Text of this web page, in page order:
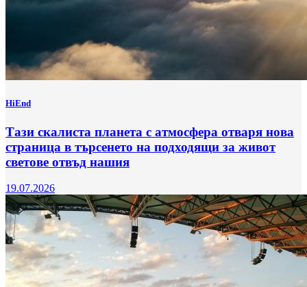
HiEnd
Тази скалиста планета с атмосфера отваря нова
страница в търсенето на подходящи за живот
светове отвъд нашия
19.07.2026